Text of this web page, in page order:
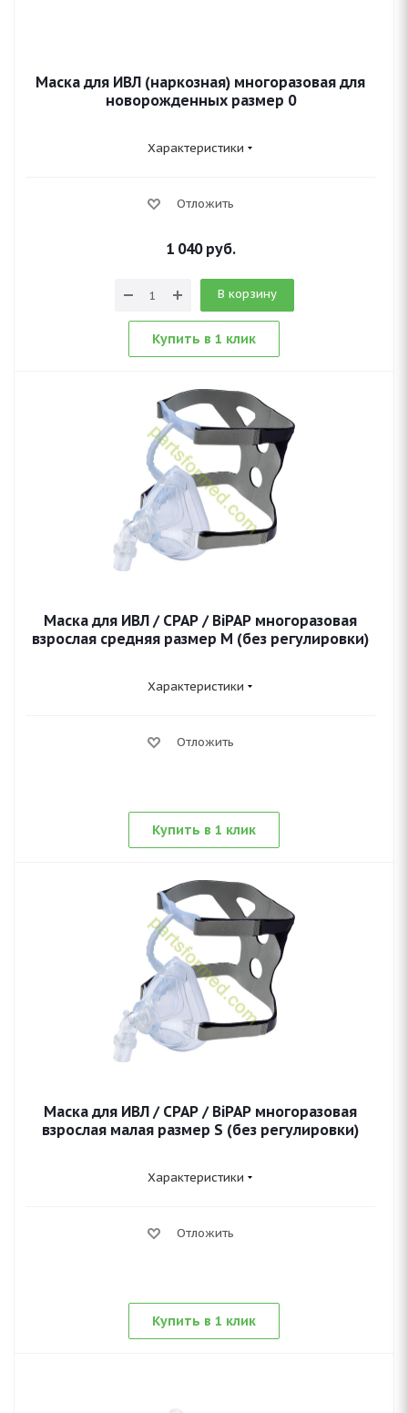
Маска для ИВЛ (наркозная) многоразовая для
новорожденных размер 0
Характеристики
Отложить
1 040руб.
В корзину
Купить в 1 клик
Маска для ИВЛ / CPAP / BiPAP многоразовая
взрослая средняя размер M (без регулировки)
Характеристики
Отложить
Купить в 1 клик
Маска для ИВЛ / CPAP / BiPAP многоразовая
взрослая малая размер S (без регулировки)
Характеристики
Отложить
Купить в 1 клик